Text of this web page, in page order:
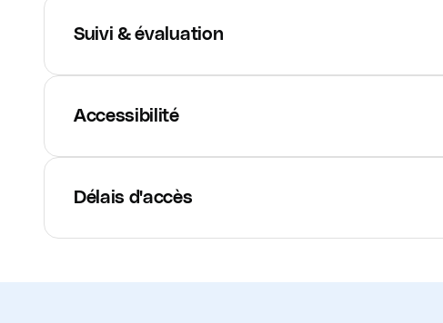
Suivi & évaluation
Accessibilité
Délais d'accès